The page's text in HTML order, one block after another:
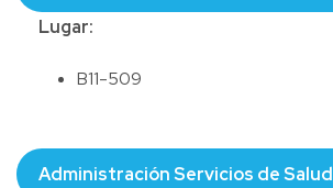
Lugar:
B11-509
Administración Servicios de Salud